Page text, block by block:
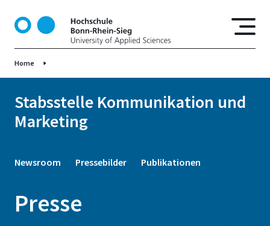
t
Home
Stabsstelle Kommunikation und
Marketing
Newsroom Pressebilder Publikationen
Presse